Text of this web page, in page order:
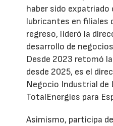
haber sido
lubricantes en filiales
regreso, lideró la
desarrollo de
Desde 2023 retomó
desde 2025, es el
Negocio Industrial de
TotalEnergies para
Asimismo, participa